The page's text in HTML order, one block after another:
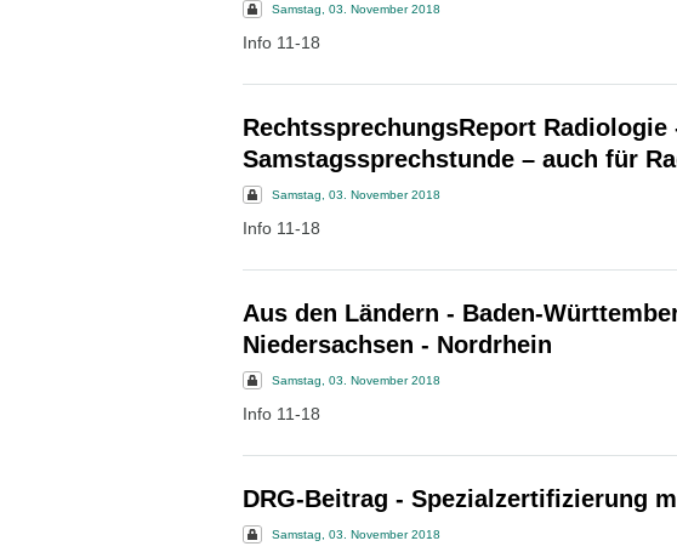
Samstag, 03. November 2018
Info 11-18
RechtssprechungsReport
Samstagssprechstunde – auch für
Samstag, 03. November 2018
Info 11-18
Aus den Ländern - Baden-
Niedersachsen - Nordrhein
Samstag, 03. November 2018
Info 11-18
DRG-Beitrag - Spezialzertifizierung
Samstag, 03. November 2018